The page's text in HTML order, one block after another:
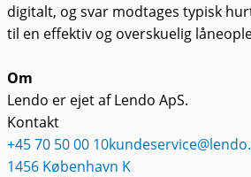
digitalt, og svar modtages typisk
til en effektiv og overskuelig
Om
Lendo er ejet af Lendo ApS.
Kontakt
+45 70 50 00 10
1456 København K